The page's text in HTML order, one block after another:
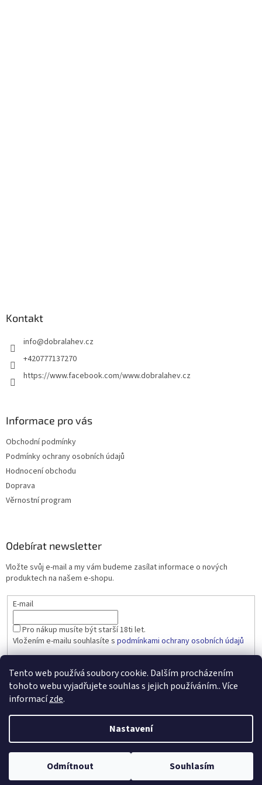
Tento web používá soubory cookie. Dalším procházením
tohoto webu vyjadřujete souhlas s jejich používáním.. Více
informacízde.
Nastavení
Odmítnout Souhlasím
Kontakt
info@dobralahev.cz
+420777137270
https://www.facebook.com/www.dobralahev.cz
Informace pro vás
Obchodní podmínky
Podmínky ochrany osobních údajů
Hodnocení obchodu
Doprava
Věrnostní program
Odebírat newsletter
Vložte svůj e-mail a my vám budeme zasílat informace o nových
produktech na našem e-shopu.
E-mail
Pro nákup musíte být starší 18ti let.
Vložením e-mailu souhlasíte s podmínkami ochrany osobních údajů
PŘIHLÁSIT SE
Copyright 2026dobralahev.cz. Všechna práva vyhrazena.Upravit